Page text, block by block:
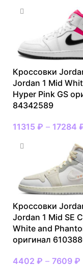
Кроссовки
Jordan 1 Mid
Hyper Pink GS
84342589
11315 ₽ – 17284
Кроссовки
Jordan 1 Mid SE
White and
оригинал
4402 ₽ – 7609 ₽